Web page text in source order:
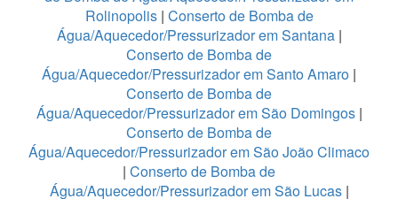
Rolinopolis| Conserto de Bomba de
Água/Aquecedor/Pressurizador em Santana|
Conserto de Bomba de
Água/Aquecedor/Pressurizador em Santo Amaro |
Conserto de Bomba de
Água/Aquecedor/Pressurizador em São Domingos|
Conserto de Bomba de
Água/Aquecedor/Pressurizador em São João Climaco
| Conserto de Bomba de
Água/Aquecedor/Pressurizador em São Lucas|